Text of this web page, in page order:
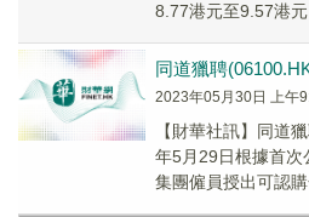
8.77港元至9.57港
同道獵聘
2023年05月30日 上午
【財華社訊】同道
年5月29日根據首次
集團僱員授出可認